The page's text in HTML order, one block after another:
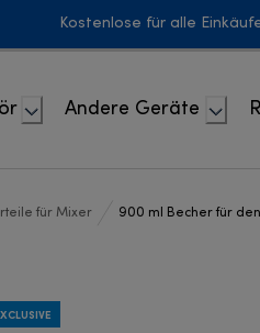
Kostenlose für alle
Andere Geräte
für Mixer 900 ml Becher für